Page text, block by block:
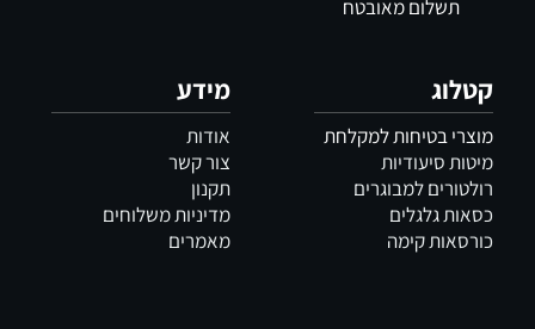
תשלום מאובטח
קטלוג
מוצרי בטיחות למקלחת
מיטות סיעודיות
רולטורים למבוגרים
כסאות גלגלים
כורסאות קימה
מידע
אודות
צור קשר
תקנון
מדיניות משלוחים
מאמרים